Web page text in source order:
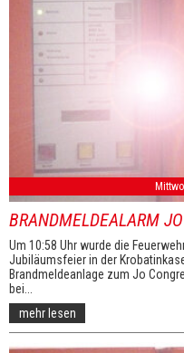
BRANDMELDEALARM
Um 10:58 Uhr wurde die
Jubiläumsfeier in der
Brandmeldeanlage zum Jo
bei...
mehr lesen